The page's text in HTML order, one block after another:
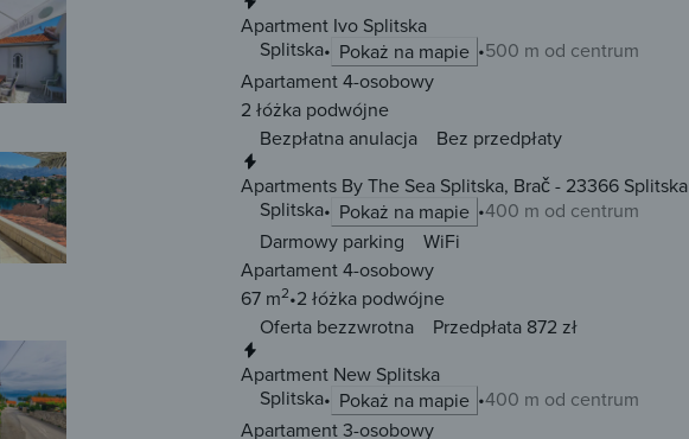
Apartment Ivo Splitska
Splitska
Pokaż na mapie
500 m od centrum
Apartament 4-osobowy
2 łóżka podwójne
Bezpłatna anulacja
Bez przedpłaty
Apartments By The Sea Splitska, Brač - 23366 Splitska
Splitska
Pokaż na mapie 400 m od centrum
Darmowy parking
WiFi
Apartament 4-osobowy
67 m2 2 łóżka podwójne
Oferta bezzwrotna
Przedpłata 872 zł
Apartment New Splitska
Splitska
Pokaż na mapie 400 m od centrum
Apartament 3-osobowy